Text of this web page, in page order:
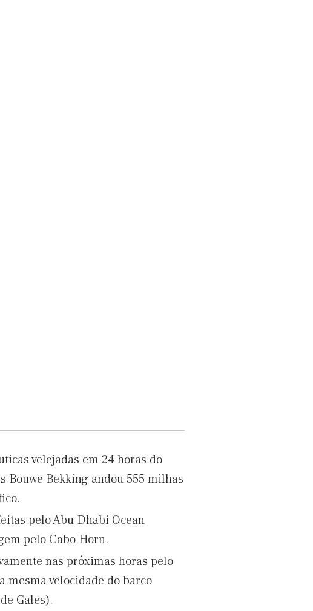
velejadas em 24 horas do
Bouwe Bekking andou 555 milhas
pelo Abu Dhabi Ocean
pelo Cabo Horn.
nas próximas horas pelo
mesma velocidade do barco
Gales).